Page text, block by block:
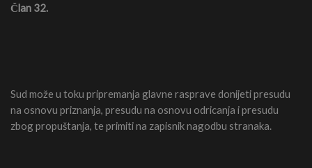
Član 32.
Sud može u toku pripremanja glavne rasprave donijeti presudu
na osnovu priznanja, presudu na osnovu odricanja i presudu
zbog propuštanja, te primiti na zapisnik nagodbu stranaka.